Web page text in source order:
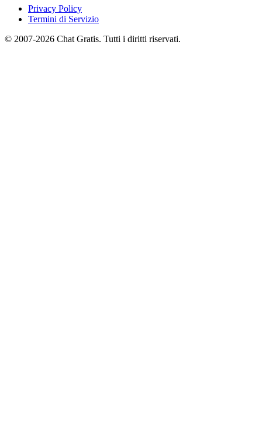
Privacy Policy
Termini di Servizio
© 2007-2026 Chat Gratis. Tutti i diritti riservati.